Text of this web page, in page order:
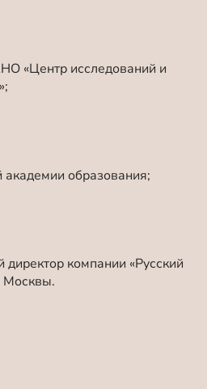
«Центр исследований и
академии образования;
компании «Русский
Москвы.